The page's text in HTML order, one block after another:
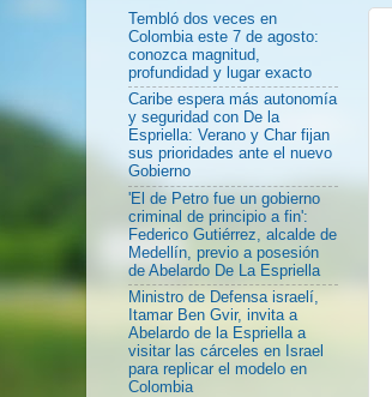
Tembló dos veces en
Colombia este 7 de agosto:
conozca magnitud,
profundidad y lugar exacto
Caribe espera más autonomía
y seguridad con De la
Espriella: Verano y Char fijan
sus prioridades ante el nuevo
Gobierno
'El de Petro fue un gobierno
criminal de principio a fin':
Federico Gutiérrez, alcalde de
Medellín, previo a posesión
de Abelardo De La Espriella
Ministro de Defensa israelí,
Itamar Ben Gvir, invita a
Abelardo de la Espriella a
visitar las cárceles en Israel
para replicar el modelo en
Colombia